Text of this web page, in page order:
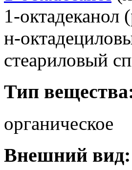
1-октадеканол
н-
стеариловый
Тип
органическое
Внешний вид: